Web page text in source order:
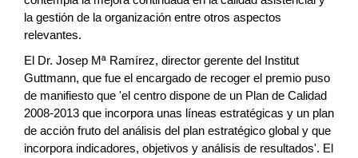
la gestión de la organización entre otros aspectos
relevantes.
El Dr. Josep Mª Ramírez, director gerente del Institut
Guttmann, que fue el encargado de recoger el premio puso
de manifiesto que 'el centro dispone de un Plan de Calidad
2008-2013 que incorpora unas líneas estratégicas y un plan
de acción fruto del análisis del plan estratégico global y que
incorpora indicadores, objetivos y análisis de resultados'. El